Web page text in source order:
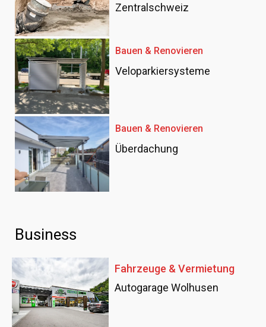
Zentralschweiz
Bauen & Renovieren
Veloparkiersysteme
Bauen & Renovieren
Überdachung
Business
Fahrzeuge & Vermietung
Autogarage Wolhusen